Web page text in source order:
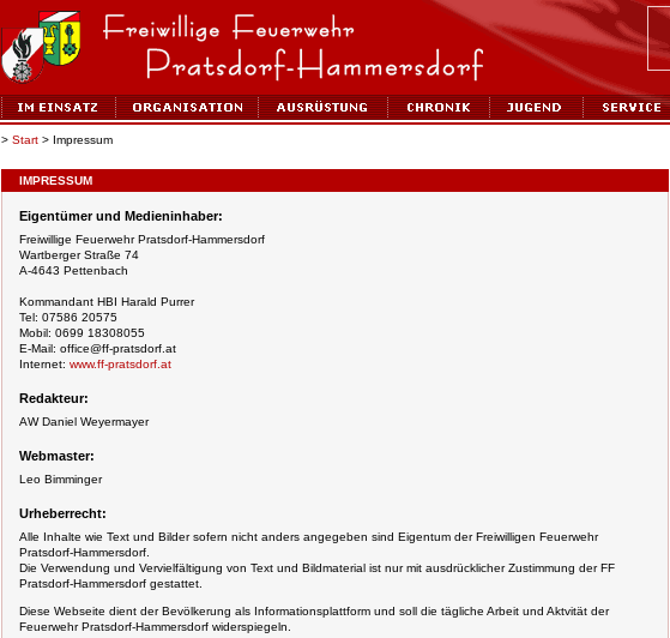
> Start > Impressum
IMPRESSUM
Eigentümer und Medieninhaber:
Freiwillige Feuerwehr Pratsdorf-Hammersdorf
Wartberger Straße 74
A-4643 Pettenbach
Kommandant HBI Harald Purrer
Tel: 07586 20575
Mobil: 0699 18308055
E-Mail: office@ff-pratsdorf.at
Internet: www.ff-pratsdorf.at
Redakteur:
AW Daniel Weyermayer
Webmaster:
Leo Bimminger
Urheberrecht:
Alle Inhalte wie Text und Bilder sofern nicht anders angegeben sind Eigentum der Freiwilligen Feuerwehr
Pratsdorf-Hammersdorf.
Die Verwendung und Vervielfältigung von Text und Bildmaterial ist nur mit ausdrücklicher Zustimmung der FF
Pratsdorf-Hammersdorf gestattet.
Diese Webseite dient der Bevölkerung als Informationsplattform und soll die tägliche Arbeit und Aktvität der
Feuerwehr Pratsdorf-Hammersdorf widerspiegeln.